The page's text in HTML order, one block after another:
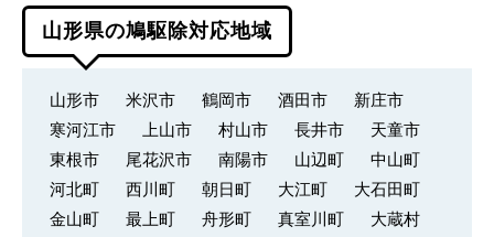
山形県の鳩駆除対応地域
山形市 米沢市 鶴岡市 酒田市
新庄市
寒河江市
上山市 村山市 長井市
天童市
東根市
尾花沢市 南陽市 山辺町
中山町
河北町
西川町 朝日町 大江町
大石田町
金山町
最上町 舟形町 真室川町
大蔵村